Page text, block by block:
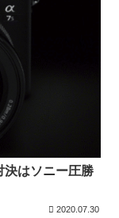
はソニー圧勝
2020.07.30